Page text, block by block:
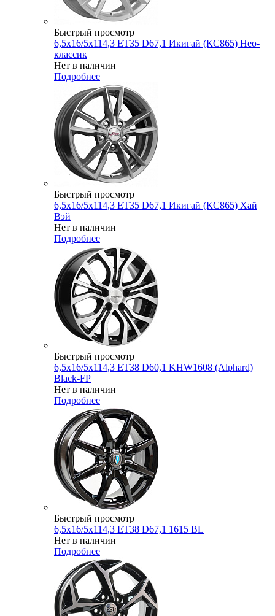
Быстрый просмотр
6,5x16/5x114,3 ET35 D67,1 Икигай (КС865) Нео-
классик
Нет в наличии
Подробнее
Быстрый просмотр
6,5x16/5x114,3 ET35 D67,1 Икигай (КС865) Хай
Вэй
Нет в наличии
Подробнее
Быстрый просмотр
6,5x16/5x114,3 ET38 D60,1 KHW1608 (Alphard)
Black-FP
Нет в наличии
Подробнее
Быстрый просмотр
6,5x16/5x114,3 ET38 D67,1 1615 BL
Нет в наличии
Подробнее